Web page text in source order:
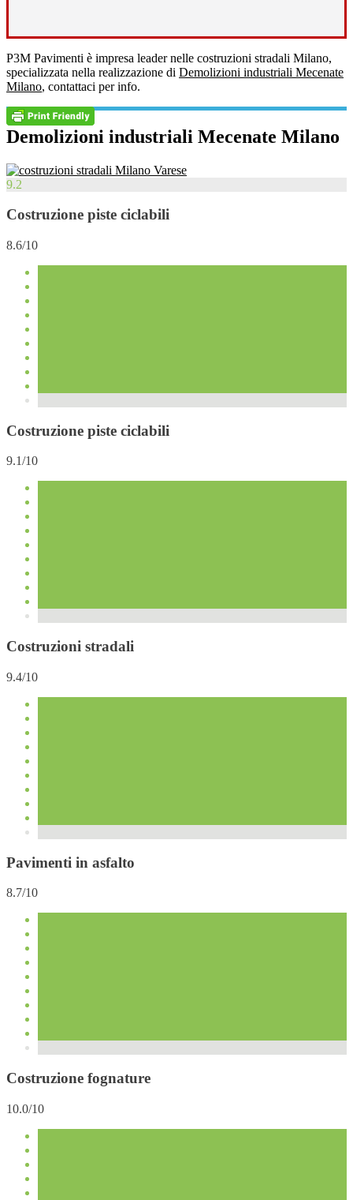
P3M Pavimenti è impresa leader nelle costruzioni stradali Milano,
specializzata nella realizzazione di Demolizioni industriali Mecenate
Milano, contattaci per info.
Demolizioni industriali Mecenate Milano
9.2
Costruzione piste ciclabili
8.6/10
Costruzione piste ciclabili
9.1/10
Costruzioni stradali
9.4/10
Pavimenti in asfalto
8.7/10
Costruzione fognature
10.0/10